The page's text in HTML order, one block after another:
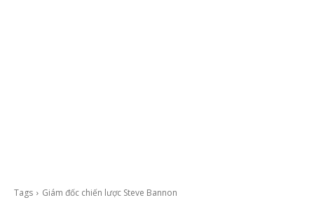
Tags Giám đốc chiến lược Steve Bannon